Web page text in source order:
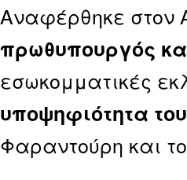
Αναφέρθηκε στον
πρωθυπουργός
εσωκομματικές
υποψηφιότητα
Φαραντούρη και